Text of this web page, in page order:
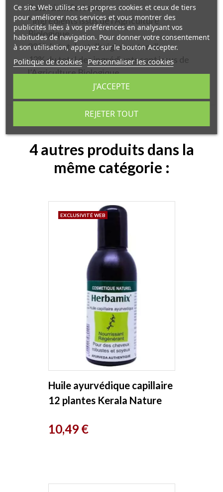
Potassium Sorbate.
* ingrédients issus de l’Agriculture
Biologique
98% du total est d’origine naturelle
42% du total des ingrédients sont issus de
l’Agriculture Biologique.
4 autres produits dans la
même catégorie :
Huile ayurvédique capillaire
12 plantes Kerala Nature
Prix
10,49 €
EXCLUSIVITÉ WEB
Ce site Web utilise ses propres cookies et ceux de tiers
pour améliorer nos services et vous montrer des
publicités liées à vos préférences en analysant vos
habitudes de navigation. Pour donner votre consentement
à son utilisation, appuyez sur le bouton Accepter.
Politique de cookies Personnaliser les cookies
REJETER TOUT
J'ACCEPTE